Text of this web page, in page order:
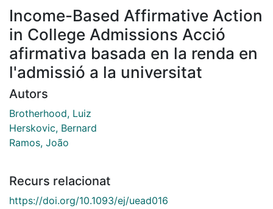
Income-Based Affirmative Action
in College Admissions Acció
afirmativa basada en la renda en
l'admissió a la universitat
Autors
Brotherhood, Luiz
Herskovic, Bernard
Ramos, João
Recurs relacionat
https://doi.org/10.1093/ej/uead016